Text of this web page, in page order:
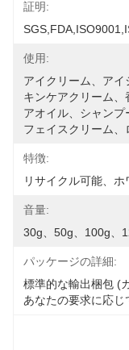
証明:
使用:
アイクリーム、ア
キンケアクリーム、
アオイル、シャンプ
フェイスクリーム
特徴:
リサイクル可能、
音量:
30g、50g、100g、
パッケージの詳細:
標準的な輸出梱包 (
あなたの要求に応じ